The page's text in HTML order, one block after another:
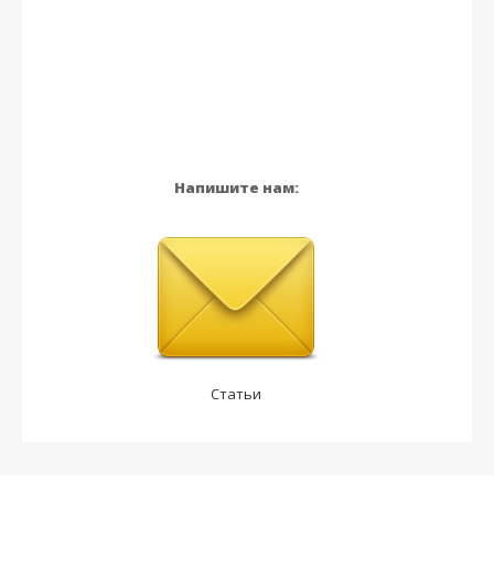
Напишите нам:
Статьи